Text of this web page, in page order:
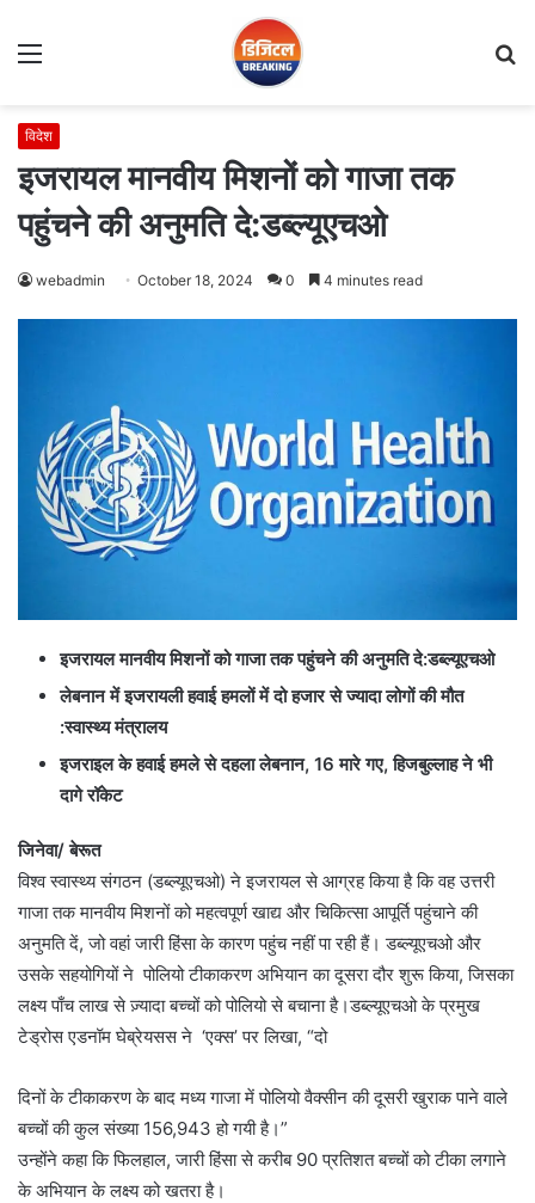
Menu
विदेश
इजरायल मानवीय मिशनों को गाजा तक
पहुंचने की अनुमति दे:डब्ल्यूएचओ
webadmin October 18, 2024 0 4 minutes read
इजरायल मानवीय मिशनों को गाजा तक पहुंचने की अनुमति दे:डब्ल्यूएचओ
लेबनान में इजरायली हवाई हमलों में दो हजार से ज्यादा लोगों की मौत
:स्वास्थ्य मंत्रालय
इजराइल के हवाई हमले से दहला लेबनान, 16 मारे गए, हिजबुल्लाह ने भी
दागे रॉकेट
जिनेवा/ बेरूत
विश्व स्वास्थ्य संगठन (डब्ल्यूएचओ) ने इजरायल से आग्रह किया है कि वह उत्तरी
गाजा तक मानवीय मिशनों को महत्वपूर्ण खाद्य और चिकित्सा आपूर्ति पहुंचाने की
अनुमति दें, जो वहां जारी हिंसा के कारण पहुंच नहीं पा रही हैं। डब्ल्यूएचओ और
उसके सहयोगियों ने पोलियो टीकाकरण अभियान का दूसरा दौर शुरू किया, जिसका
लक्ष्य पाँच लाख से ज़्यादा बच्चों को पोलियो से बचाना है।डब्ल्यूएचओ के प्रमुख
टेड्रोस एडनॉम घेब्रेयसस ने ‘एक्स’ पर लिखा, “दो
दिनों के टीकाकरण के बाद मध्य गाजा में पोलियो वैक्सीन की दूसरी खुराक पाने वाले
बच्चों की कुल संख्या 156,943 हो गयी है।”
उन्होंने कहा कि फिलहाल, जारी हिंसा से करीब 90 प्रतिशत बच्चों को टीका लगाने
के अभियान के लक्ष्य को खतरा है।